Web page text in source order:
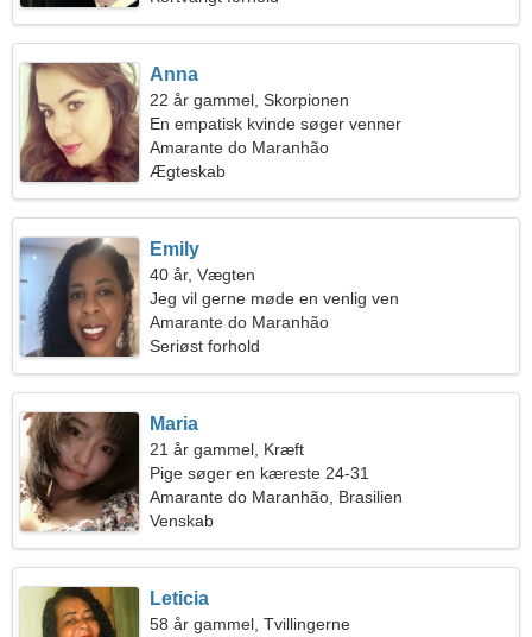
Anna
22 år gammel, Skorpionen
En empatisk kvinde søger venner
Amarante do Maranhão
Ægteskab
Emily
40 år, Vægten
Jeg vil gerne møde en venlig ven
Amarante do Maranhão
Seriøst forhold
Maria
21 år gammel, Kræft
Pige søger en kæreste 24-31
Amarante do Maranhão, Brasilien
Venskab
Leticia
58 år gammel, Tvillingerne